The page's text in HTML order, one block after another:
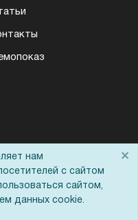
нам
с сайтом
сайтом,
данных cookie.
×